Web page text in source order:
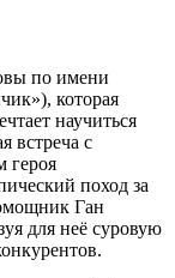
по имени
которая
научиться
встреча с
героя
поход за
Ган
для неё суровую